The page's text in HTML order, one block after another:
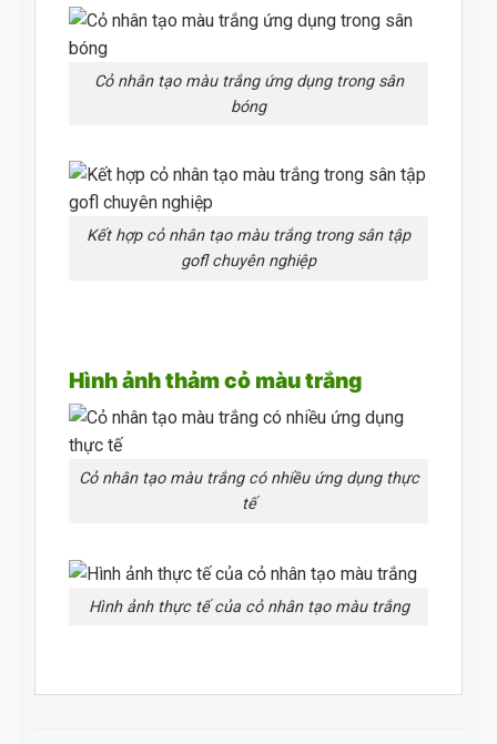
Cỏ nhân tạo màu trắng ứng dụng trong sân
bóng
Kết hợp cỏ nhân tạo màu trắng trong sân tập
gofl chuyên nghiệp
Hình ảnh thảm cỏ màu trắng
Cỏ nhân tạo màu trắng có nhiều ứng dụng thực
tế
Hình ảnh thực tế của cỏ nhân tạo màu trắng